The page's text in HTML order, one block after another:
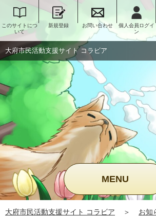
このサイトにつ
いて
新規登録 お問い合わせ
個人会員ログイ
ン
大府市民活動支援サイト コラビア
MENU
大府市民活動支援サイト コラビア ＞ お知